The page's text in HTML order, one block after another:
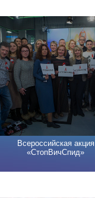
Всероссийская акция
«СтопВичСпид»